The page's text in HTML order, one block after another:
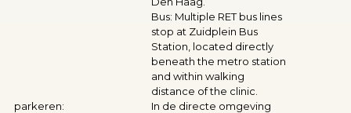
Bus: Multiple RET bus lines
stop at Zuidplein Bus
Station, located directly
beneath the metro station
and within walking
distance of the clinic.
parkeren:
In de directe omgeving